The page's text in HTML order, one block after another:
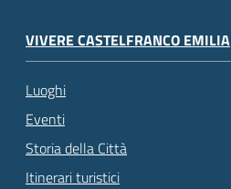
VIVERE CASTELFRANCO EMILIA
Luoghi
Eventi
Storia della Città
Itinerari turistici